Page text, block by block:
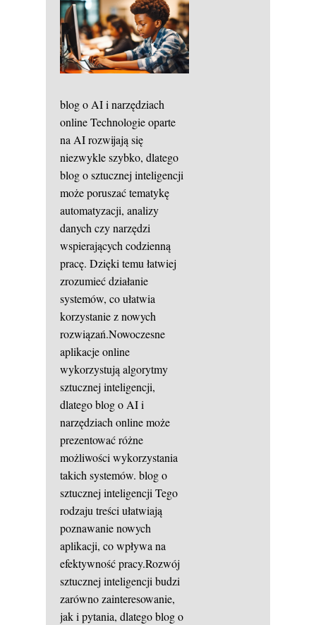
blog o AI i narzędziach
onlineTechnologie oparte
na AI rozwijają się
niezwykle szybko, dlatego
blog o sztucznej inteligencji
może poruszać tematykę
automatyzacji, analizy
danych czy narzędzi
wspierających codzienną
pracę. Dzięki temu łatwiej
zrozumieć działanie
systemów, co ułatwia
korzystanie z nowych
rozwiązań.Nowoczesne
aplikacje online
wykorzystują algorytmy
sztucznej inteligencji,
dlatego blog o AI i
narzędziach online może
prezentować różne
możliwości wykorzystania
takich systemów. blog o
sztucznej inteligencji Tego
rodzaju treści ułatwiają
poznawanie nowych
aplikacji, co wpływa na
efektywność pracy.Rozwój
sztucznej inteligencji budzi
zarówno zainteresowanie,
jak i pytania, dlatego blog o